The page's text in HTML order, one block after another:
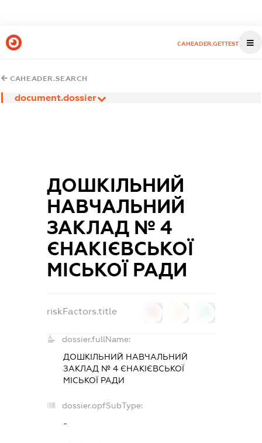
CAHEADER.GETTEST
CAHEADER.SEARCH
document.dossier
ДОШКІЛЬНИЙ
НАВЧАЛЬНИЙ
ЗАКЛАД № 4
ЄНАКІЄВСЬКОЇ
МІСЬКОЇ РАДИ
riskFactors.title
dossier.fullName:
ДОШКІЛЬНИЙ НАВЧАЛЬНИЙ
ЗАКЛАД № 4 ЄНАКІЄВСЬКОЇ
МІСЬКОЇ РАДИ
dossier.opfSubType:
-